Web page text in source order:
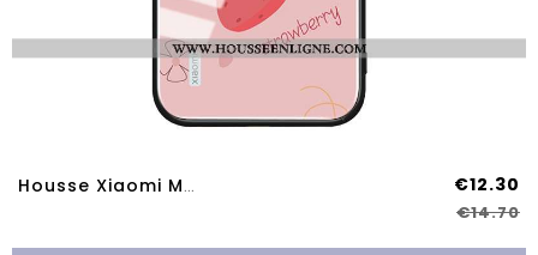
Housse Xiaomi Mi A3 Fluide Doux Silicone Fraise Frais Coque Protection Personnalisé Rose €12.30
€14.70